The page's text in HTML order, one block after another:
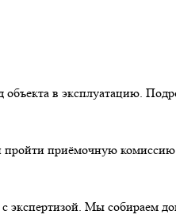
в эксплуатацию.
приёмочную
Мы собираем